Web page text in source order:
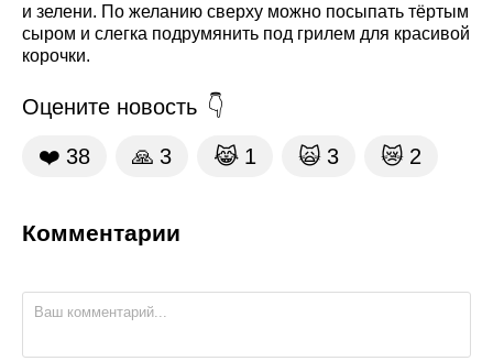
и зелени. По желанию сверху можно посыпать тёртым
сыром и слегка подрумянить под грилем для красивой
корочки.
Оцените новость
❤️ 38 🙏 3 😹 1 🙀 3 😿 2
Комментарии